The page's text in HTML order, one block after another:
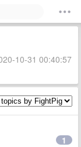
10-31 00:40:57
1